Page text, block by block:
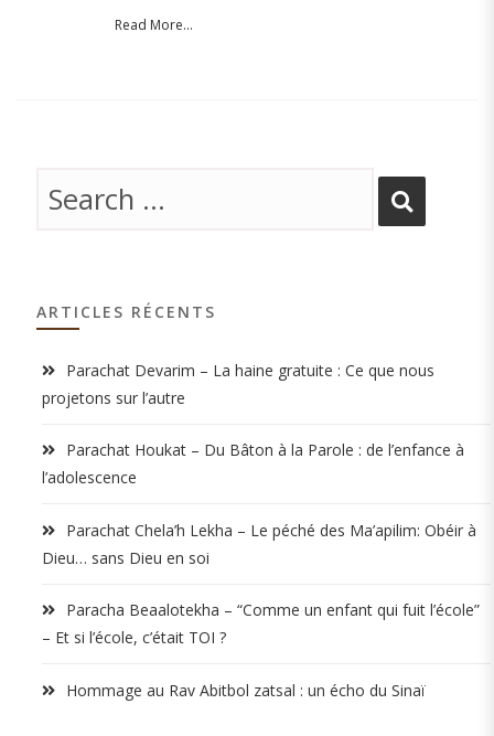
Read More...
ARTICLES RÉCENTS
Parachat Devarim – La haine gratuite : Ce que nous
projetons sur l’autre
Parachat Houkat – Du Bâton à la Parole : de l’enfance à
l’adolescence
Parachat Chela’h Lekha – Le péché des Ma’apilim: Obéir à
Dieu… sans Dieu en soi
Paracha Beaalotekha – “Comme un enfant qui fuit l’école”
– Et si l’école, c’était TOI ?
Hommage au Rav Abitbol zatsal : un écho du Sinaï